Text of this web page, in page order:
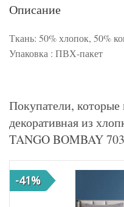
Описание
Ткань: 50% хлопок, 50%
Упаковка : ПВХ-пакет
Покупатели,
декоративная из
TANGO BOMBAY
-41%